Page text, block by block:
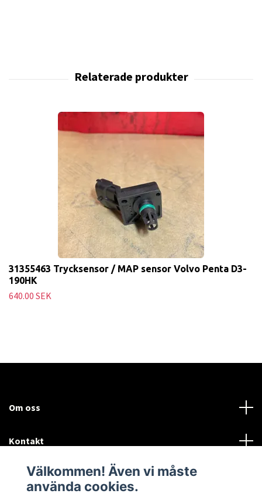
31355463 Trycksensor / MAP sensor Volvo Penta D3-
190HK
640.00 SEK
Om oss
Kontakt
Mer information:
Välkommen! Även vi måste
använda cookies.